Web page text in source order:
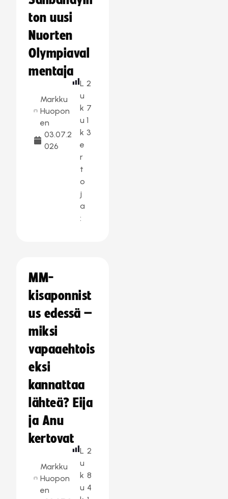
ton uusi
Nuorten
Olympiaval
mentaja
Markku
Huopon
en
03.07.2
026
L
u
k
u
k
e
r
t
o
j
a
:
2
7
1
3
MM-
kisaponnist
us edessä –
miksi
vapaaehtois
eksi
kannattaa
lähteä? Eija
ja Anu
kertovat
Markku
Huopon
en
L
u
k
u
2
8
4